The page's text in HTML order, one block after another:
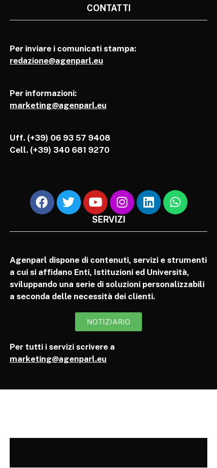
CONTATTI
Per inviare i comunicati stampa:
redazione@agenparl.eu
Per informazioni:
marketing@agenparl.eu
Uff. (+39) 06 93 57 9408
Cell. (+39) 340 681 9270
SERVIZI
Agenparl dispone di contenuti, servizi e strumenti
a cui si affidano Enti, Istituzioni ed Università,
sviluppando una serie di soluzioni personalizzabili
a seconda delle necessità dei clienti.
NOTIZIARIO
Per tutti i servizi scrivere a
marketing@agenparl.eu